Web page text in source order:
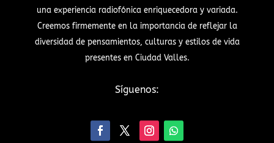
una experiencia radiofónica enriquecedora y variada.
Creemos firmemente en la importancia de reflejar la
diversidad de pensamientos, culturas y estilos de vida
presentes en Ciudad Valles.
Síguenos: